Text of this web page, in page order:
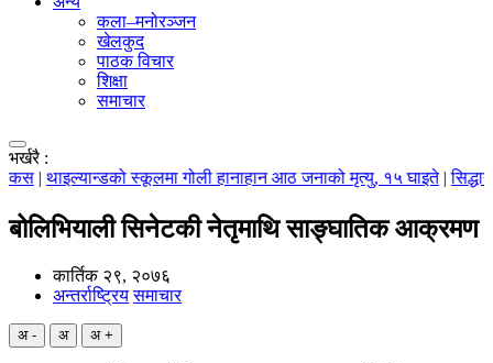
कला–मनोरञ्जन
खेलकुद
पाठक विचार
शिक्षा
समाचार
भर्खरै :
|थाइल्यान्डको स्कूलमा गोली हानाहान आठ जनाको मृत्यु, १५ घाइते|
बोलिभियाली सिनेटकी नेतृमाथि साङ्घातिक आक्रमण
कार्तिक २९, २०७६
अन्तर्राष्ट्रिय समाचार
अ - अ अ +